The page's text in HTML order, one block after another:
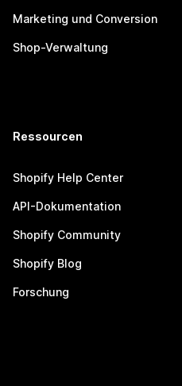
Marketing und Conversion
Shop-Verwaltung
Ressourcen
Shopify Help Center
API-Dokumentation
Shopify Community
Shopify Blog
Forschung